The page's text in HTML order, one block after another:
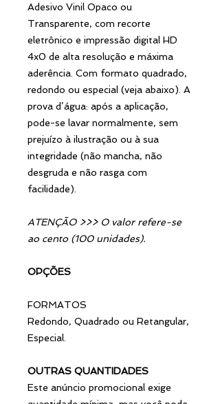
Adesivo Vinil Opaco ou
Transparente, com recorte
eletrônico e impressão digital HD
4x0 de alta resolução e máxima
aderência. Com formato quadrado,
redondo ou especial (veja abaixo). A
prova d’água: após a aplicação,
pode-se lavar normalmente, sem
prejuízo à ilustração ou à sua
integridade (não mancha, não
desgruda e não rasga com
facilidade).
ATENÇÃO >>> O valor refere-se
ao cento (100 unidades).
OPÇÕES
FORMATOS
Redondo, Quadrado ou Retangular,
Especial.
OUTRAS QUANTIDADES
Este anúncio promocional exige